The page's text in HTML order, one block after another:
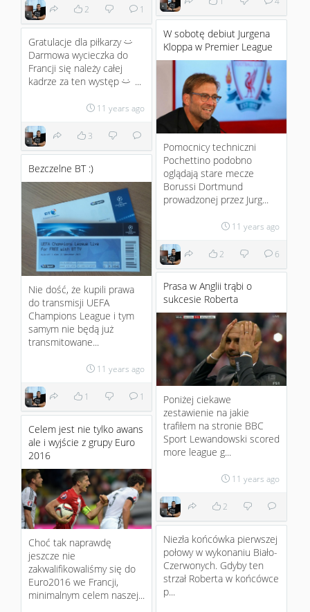
2 1
W sobotę debiut Jurgena
Kloppa w Premier League
Pomocnicy techniczni
Pochettino podobno
oglądają stare mecze
Borussi Dortmund
prowadzonej przez Jurg...
11 years ago
2 6
Gratulacje dla piłkarzy :)
Darmowa wycieczka do
Francji się należy całej
kadrze za ten występ :) ...
11 years ago
3
Bezczelne BT :)
Nie dość, że kupili prawa
do transmisji UEFA
Champions League i tym
samym nie będą już
transmitowane...
11 years ago
1 1
Prasa w Anglii trąbi o
sukcesie Roberta
Poniżej ciekawe
zestawienie na jakie
trafiłem na stronie BBC
Sport Lewandowski scored
more league g...
11 years ago
2
Celem jest nie tylko awans
ale i wyjście z grupy Euro
2016
Choć tak naprawdę
jeszcze nie
zakwalifikowaliśmy się do
Euro2016 we Francji,
minimalnym celem naszej...
Niezła końcówka pierwszej
połowy w wykonaniu Biało-
Czerwonych. Gdyby ten
strzał Roberta w końcówce
p...